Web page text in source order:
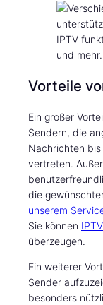
IPTV
und mehr.
Vorteile
Ein großer
Sendern, die
Nachrichten
vertreten.
die
unserem
Sie können
überzeugen.
Ein weiterer
Sender
besonders